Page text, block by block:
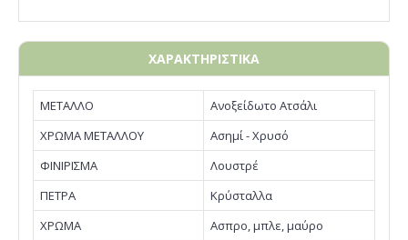
ΧΑΡΑΚΤΗΡΙΣΤΙΚΑ
ΜΕΤΑΛΛΟ
Ανοξείδωτο Ατσάλι
ΧΡΩΜΑ ΜΕΤΑΛΛΟΥ
Ασημί - Χρυσό
ΦΙΝΙΡΙΣΜΑ
Λουστρέ
ΠΕΤΡΑ
Κρύσταλλα
ΧΡΩΜΑ
Ασπρο, μπλε, μαύρο